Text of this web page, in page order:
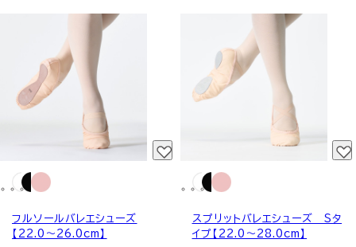
フルソールバレエシューズ
【22.0～26.0cm】
スプリットバレエシューズ Sタ
イプ【22.0～28.0cm】